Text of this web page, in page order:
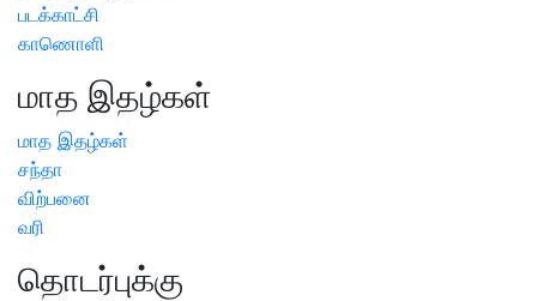
படக்காட்சி
காணொளி
மாத இதழ்கள்
மாத இதழ்கள்
சந்தா
விற்பனை
வரி
தொடர்புக்கு